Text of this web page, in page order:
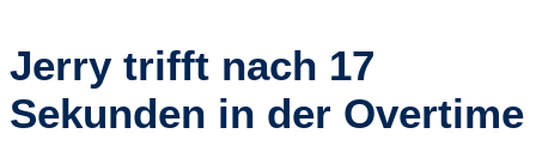
Jerry trifft nach 17
Sekunden in der Overtime